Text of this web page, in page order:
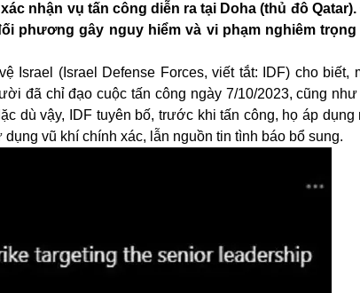
nhận vụ tấn công diễn ra tại Doha (thủ đô
phương gây nguy hiểm và vi phạm nghiêm
Israel (Israel Defense Forces, viết tắt: IDF) cho biết,
đã chỉ đạo cuộc tấn công ngày 7/10/2023, cũng
dù vậy, IDF tuyên bố, trước khi tấn công, họ áp dụng
vũ khí chính xác, lẫn nguồn tin tình báo bổ sung.